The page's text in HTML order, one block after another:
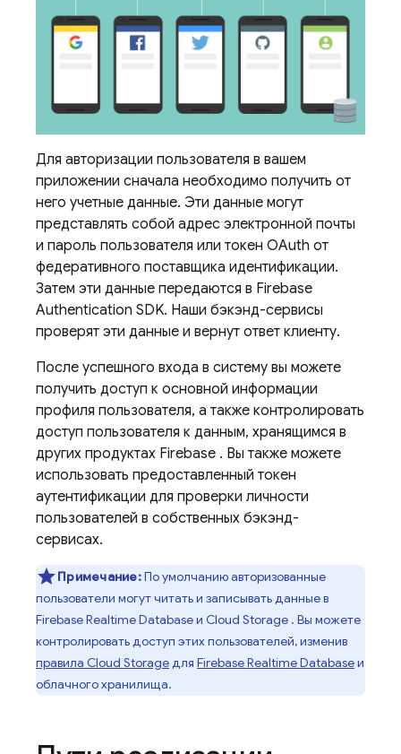
Для авторизации пользователя в вашем
приложении сначала необходимо получить от
него учетные данные. Эти данные могут
представлять собой адрес электронной почты
и пароль пользователя или токен OAuth от
федеративного поставщика идентификации.
Затем эти данные передаются в Firebase
Authentication SDK. Наши бэкэнд-сервисы
проверят эти данные и вернут ответ клиенту.
После успешного входа в систему вы можете
получить доступ к основной информации
профиля пользователя, а также контролировать
доступ пользователя к данным, хранящимся в
других продуктах Firebase . Вы также можете
использовать предоставленный токен
аутентификации для проверки личности
пользователей в собственных бэкэнд-
сервисах.
Примечание:По умолчанию авторизованные
пользователи могут читать и записывать данные в
Firebase Realtime Databaseи Cloud Storage . Вы можете
контролировать доступ этих пользователей, изменив
правила Cloud Storageдля Firebase Realtime Databaseи
облачного хранилища.